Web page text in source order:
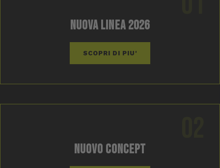
NUOVA LINEA 2026
SCOPRI DI PIU'
NUOVO CONCEPT